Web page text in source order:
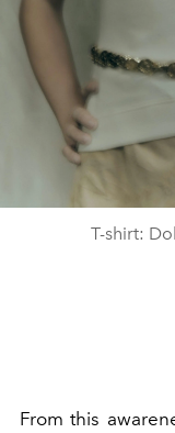
T-shirt:
From this